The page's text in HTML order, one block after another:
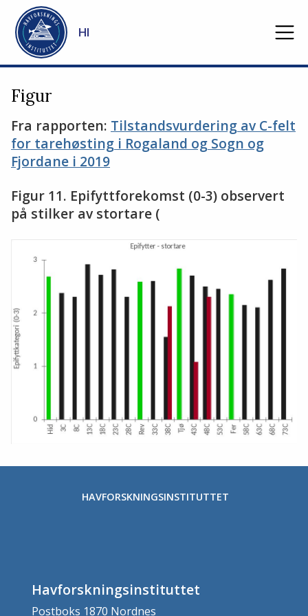
Gå til hovedinnhold
HI
Figur
Fra rapporten: Tilstandsvurdering av C-felt
for tarehøsting i Rogaland og Sogn og
Fjordane i 2019
Figur 11. Epifyttforekomst (0-3) observert
på stilker av stortare (
HAVFORSKNINGSINSTITUTTET
Havforskningsinstituttet
Postboks 1870 Nordnes